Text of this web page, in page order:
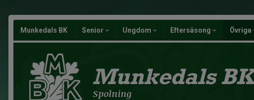
Munkedals BK Senior Ungdom Eftersäsong Övriga
Munkedals BK
Spolning